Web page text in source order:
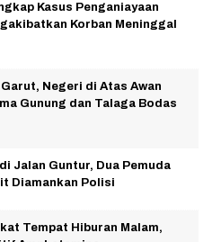
Kasus Penganiayaan
Korban Meninggal
Negeri di Atas Awan
Gunung dan Talaga Bodas
Jalan Guntur, Dua Pemuda
Diamankan Polisi
Tempat Hiburan Malam,